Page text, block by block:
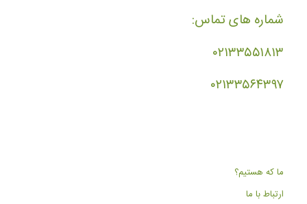
شماره های تماس:
۰۲۱۳۳۵۵۱۸۱۳
۰۲۱۳۳۵۶۴۳۹۷
ما که هستیم؟
ارتباط با ما